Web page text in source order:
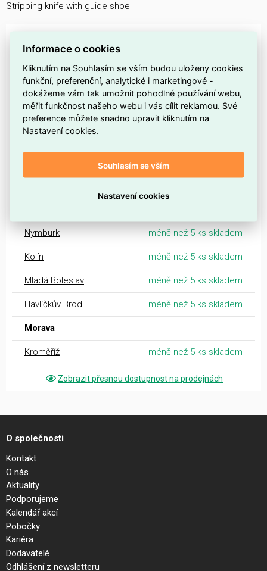
Stripping knife with guide shoe
Dostupnost centrální sklady EMAS
Centrální sklad Ostrava méně než 5 ks skladem
Praha
Praha - Strašnice
méně než 5 ks skladem
Nymburk méně než 5 ks skladem
Kolín méně než 5 ks skladem
Mladá Boleslav méně než 5 ks skladem
Havlíčkův Brod méně než 5 ks skladem
Morava
Kroměříž méně než 5 ks skladem
Zobrazit přesnou dostupnost na prodejnách
O společnosti
Kontakt
O nás
Aktuality
Podporujeme
Kalendář akcí
Pobočky
Kariéra
Dodavatelé
Odhlášení z newsletteru
Informace o cookies
Kliknutím na Souhlasím se vším budou uloženy cookies
funkční, preferenční, analytické i marketingové -
dokážeme vám tak umožnit pohodlné používání webu,
měřit funkčnost našeho webu i vás cílit reklamou. Své
preference můžete snadno upravit kliknutím na
Nastavení cookies.
Souhlasím se vším
Nastavení cookies